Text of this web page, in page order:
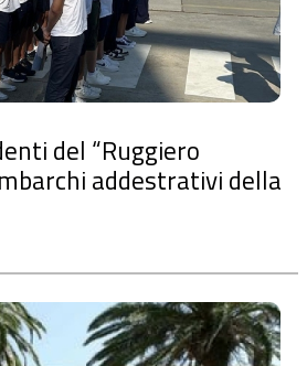
del “Ruggiero
addestrativi della